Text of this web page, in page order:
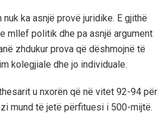
ka asnjë provë juridike. E gjithë
mllef politik dhe pa asnjë argument
zhdukur prova që dëshmojnë të
kolegjiale dhe jo individuale.
u nxorën që në vitet 92-94 për
mund të jetë përfituesi i 500-mijtë.